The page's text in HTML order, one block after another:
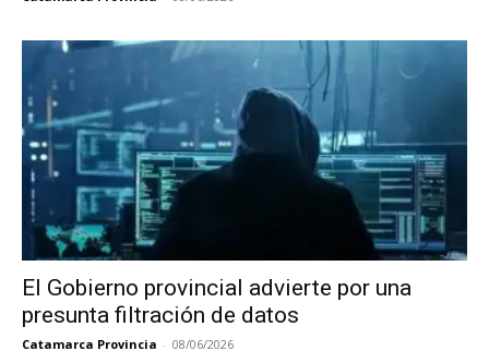
El Gobierno provincial advierte por una
presunta filtración de datos
Catamarca Provincia - 08/06/2026